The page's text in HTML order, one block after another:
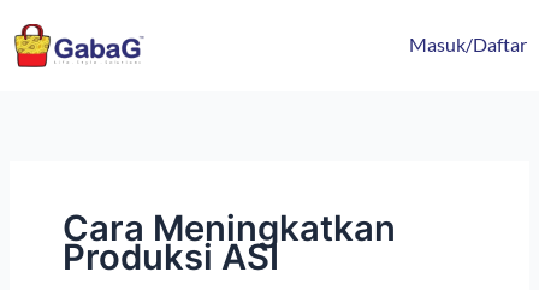
ke
konten
Masuk/Daftar
Cara Meningkatkan
Produksi ASI